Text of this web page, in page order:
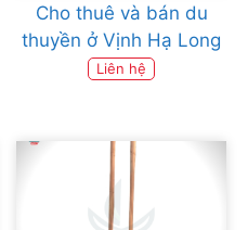
Cho thuê và bán du
thuyền ở Vịnh Hạ Long
Liên hệ